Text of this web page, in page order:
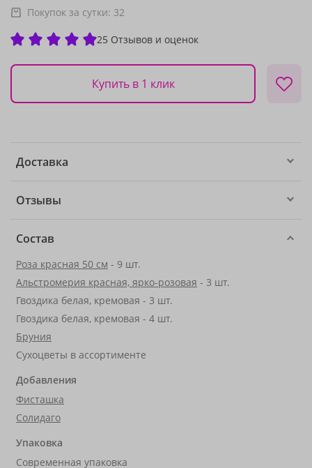
Покупок за сутки: 32
25 Отзывов и оценок
Купить в 1 клик
Доставка
Отзывы
Состав
Роза красная 50 см - 9 шт.
Альстромерия красная, ярко-розовая - 3 шт.
Гвоздика белая, кремовая - 3 шт.
Гвоздика белая, кремовая - 4 шт.
Бруния
Сухоцветы в ассортименте
Добавления
Фисташка
Солидаго
Упаковка
Современная упаковка